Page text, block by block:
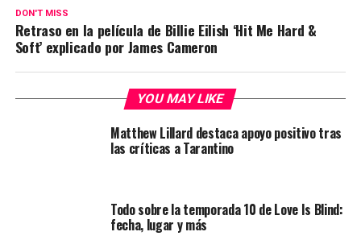
DON'T MISS
Retraso en la película de Billie Eilish ‘Hit Me Hard &
Soft’ explicado por James Cameron
YOU MAY LIKE
Matthew Lillard destaca apoyo positivo tras
las críticas a Tarantino
Todo sobre la temporada 10 de Love Is Blind:
fecha, lugar y más